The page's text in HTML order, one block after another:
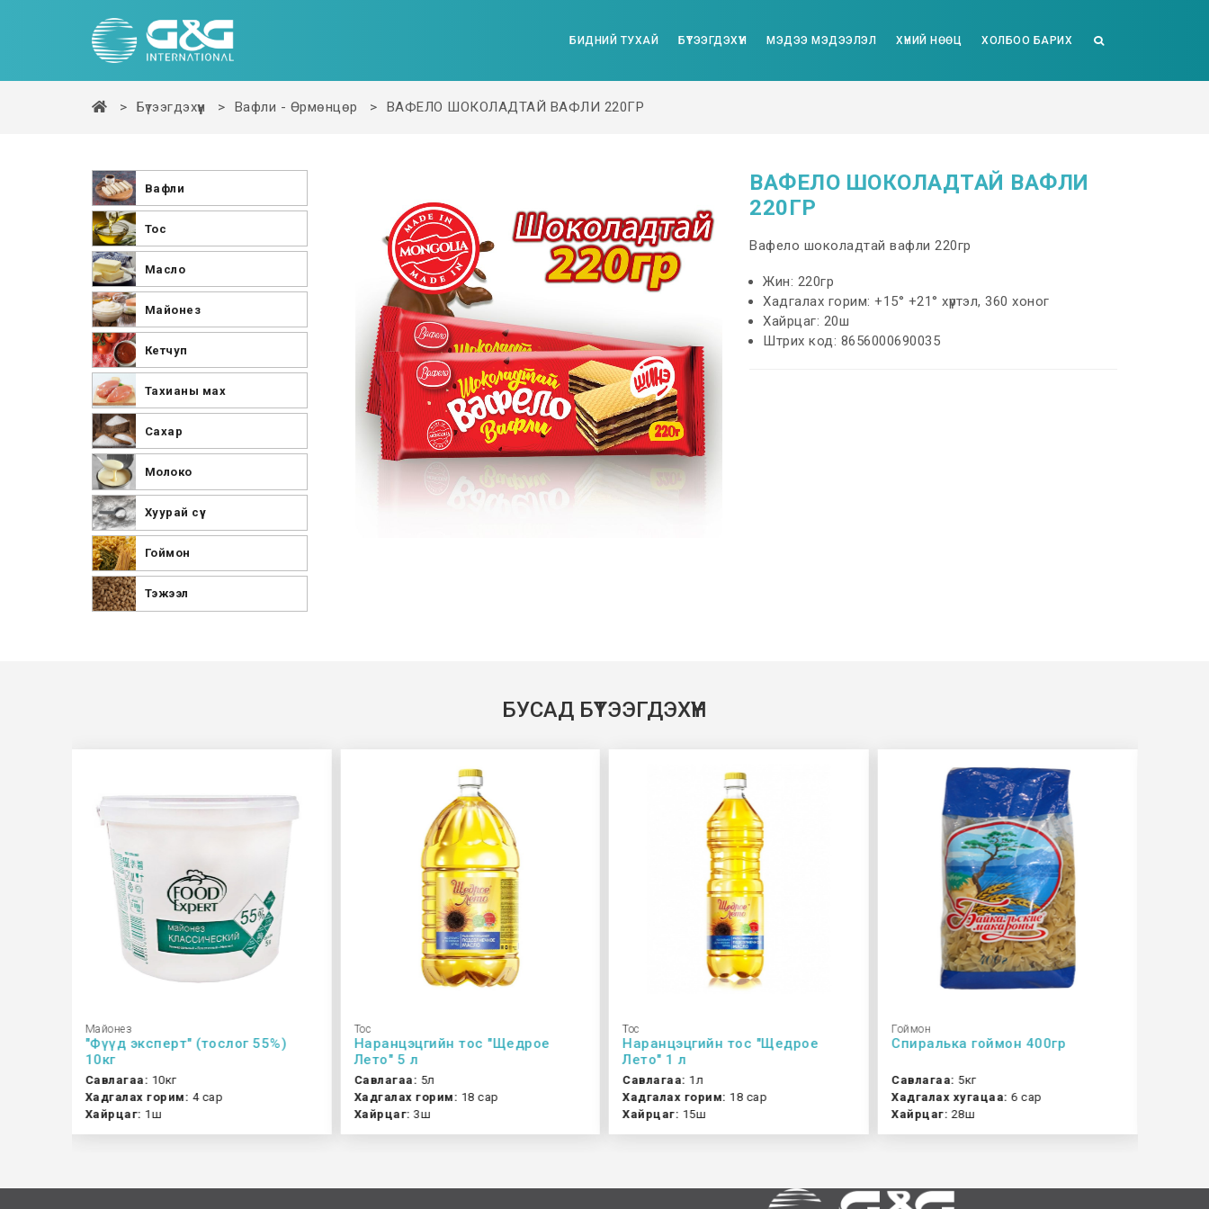
БИДНИЙ ТУХАЙ БҮТЭЭГДЭХҮҮН МЭДЭЭ МЭДЭЭЛЭЛ ХҮНИЙ НӨӨЦ ХОЛБОО БАРИХ
Бүтээгдэхүүн Вафли - Өрмөнцөр ВАФЕЛО ШОКОЛАДТАЙ ВАФЛИ 220ГР
Вафли
Тос
Масло
Майонез
Кетчуп
Тахианы мах
Сахар
Молоко
Хуурай сүү
Гоймон
Тэжээл
ВАФЕЛО ШОКОЛАДТАЙ ВАФЛИ
220ГР
Вафело шоколадтай вафли 220гр
Жин: 220гр
Хадгалах горим: +15° +21° хүртэл, 360 хоног
Хайрцаг: 20ш
Штрих код: 8656000690035
БУСАД БҮТЭЭГДЭХҮҮН
Майонез
"Фүүд эксперт" (тослог 55%)
10кг
Савлагаа: 10кг
Хадгалах горим: 4 сар
Хайрцаг: 1ш
Тос
Наранцэцгийн тос "Щедрое
Лето" 5 л
Савлагаа: 5л
Хадгалах горим: 18 сар
Хайрцаг: 3ш
Тос
Наранцэцгийн тос "Щедрое
Лето" 1 л
Савлагаа: 1л
Хадгалах горим: 18 сар
Хайрцаг: 15ш
Гоймон
Спиралька гоймон 400гр
Савлагаа: 5кг
Хадгалах хугацаа: 6 сар
Хайрцаг: 28ш